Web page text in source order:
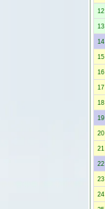
12
13
14
15
16
17
18
19
20
21
22
23
24